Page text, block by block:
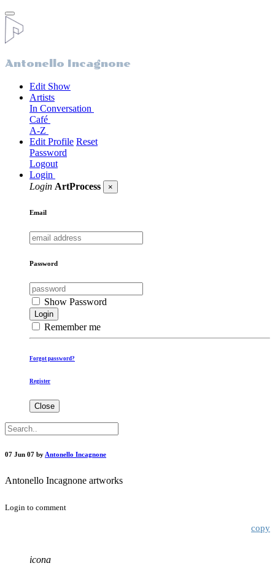
Antonello Incagnone
Edit Show
Artists
In Conversation
Café
A-Z
Edit Profile Reset
Password
Logout
Login
Login ArtProcess ×
Email
Password
Show Password
Login
Remember me
Forgot password?
Register
Close
07 Jun 07 by Antonello Incagnone
Antonello Incagnone artworks
Login to comment
copy
icona